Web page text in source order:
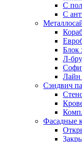
С
С
Блок
Л-
Сэндвич
Фасадные